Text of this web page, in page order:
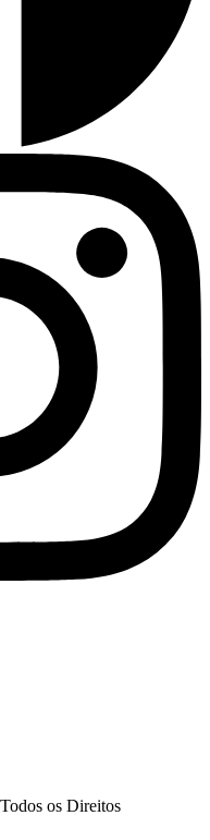
os Direitos